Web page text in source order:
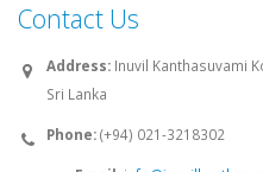
Contact Us
Address: Inuvil Kanthasuvami
Sri Lanka
Phone:(+94) 021-3218302